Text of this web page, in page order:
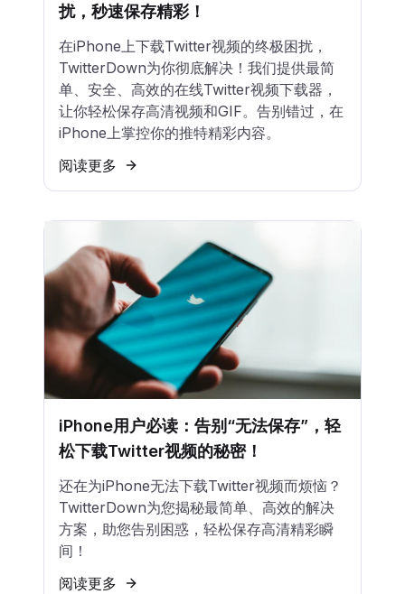
扰，秒速保存精彩！
在iPhone上下载Twitter视频的终极困扰，
TwitterDown为你彻底解决！我们提供最简
单、安全、高效的在线Twitter视频下载器，
让你轻松保存高清视频和GIF。告别错过，在
iPhone上掌控你的推特精彩内容。
阅读更多
iPhone用户必读：告别“无法保存”，轻
松下载Twitter视频的秘密！
还在为iPhone无法下载Twitter视频而烦恼？
TwitterDown为您揭秘最简单、高效的解决
方案，助您告别困惑，轻松保存高清精彩瞬
间！
阅读更多